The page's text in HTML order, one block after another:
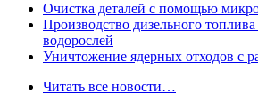
Очистка деталей с помощью
Производство дизельного
водорослей
Уничтожение ядерных отходов с
Читать все новости…